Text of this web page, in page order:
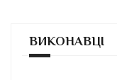
ВИКОНАВЦІ